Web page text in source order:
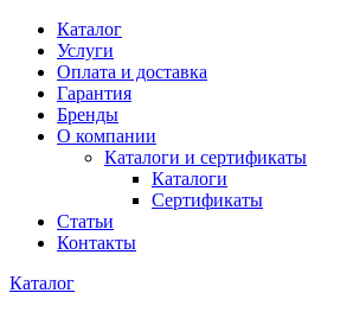
Каталог
Услуги
Оплата и доставка
Гарантия
Бренды
О компании
Каталоги и сертификаты
Каталоги
Сертификаты
Статьи
Контакты
Каталог